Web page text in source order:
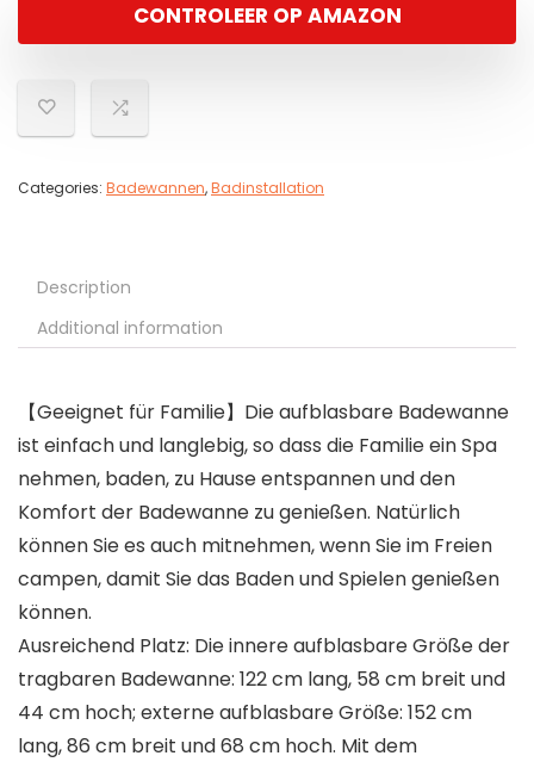
CONTROLEER OP AMAZON
Categories: Badewannen,Badinstallation
Description
Additional information
【Geeignet für Familie】Die aufblasbare Badewanne
ist einfach und langlebig, so dass die Familie ein Spa
nehmen, baden, zu Hause entspannen und den
Komfort der Badewanne zu genießen. Natürlich
können Sie es auch mitnehmen, wenn Sie im Freien
campen, damit Sie das Baden und Spielen genießen
können.
Ausreichend Platz: Die innere aufblasbare Größe der
tragbaren Badewanne: 122 cm lang, 58 cm breit und
44 cm hoch; externe aufblasbare Größe: 152 cm
lang, 86 cm breit und 68 cm hoch. Mit dem